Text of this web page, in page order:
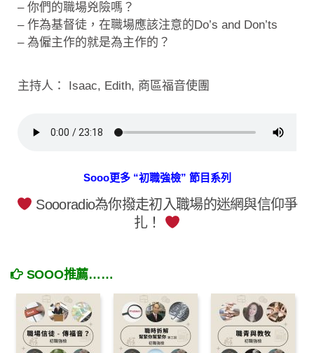
– 你們的職場兇險嗎？
– 作為基督徒，在職場應該注意的Do’s and Don’ts
– 為僱主作的就是為主作的？
主持人： Isaac, Edith, 商區福音使團
Sooo更多 “初職強檢” 節目系列
Soooradio為你撥走初入職場的迷網與信仰爭
扎！
SOOO推薦……